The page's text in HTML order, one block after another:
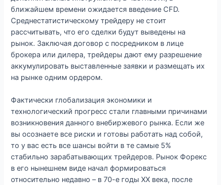
ближайшем времени ожидается введение CFD.
Среднестатистическому трейдеру не стоит
рассчитывать, что его сделки будут выведены на
рынок. Заключая договор с посредником в лице
брокера или дилера, трейдеры дают ему разрешение
аккумулировать выставленные заявки и размещать их
на рынке одним ордером.
Фактически глобализация экономики и
технологический прогресс стали главными причинами
возникновения данного внебиржевого рынка. Если же
вы осознаете все риски и готовы работать над собой,
то у вас есть все шансы войти в те самые 5%
стабильно зарабатывающих трейдеров. Рынок Форекс
в его нынешнем виде начал формироваться
относительно недавно – в 70-е годы XX века, после